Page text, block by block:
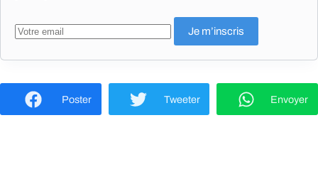
Poster Tweeter Envoyer